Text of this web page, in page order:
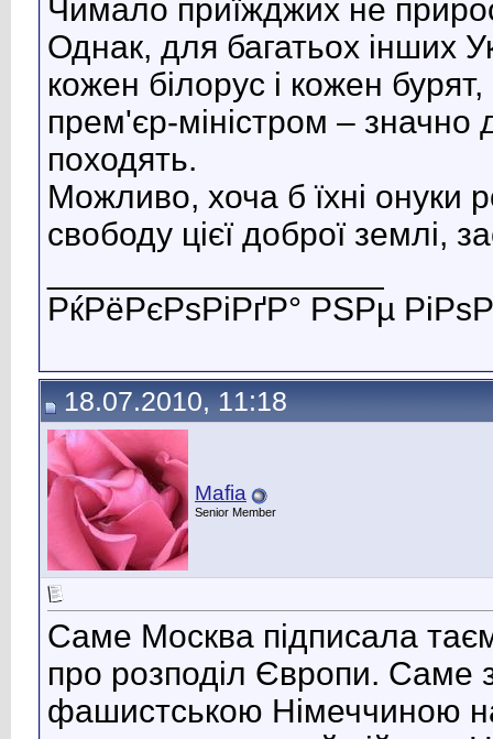
Чимало приїжджих не
Однак, для багатьох інших
кожен білорус і кожен
прем'єр-міністром – значно
походять.
Можливо, хоча б їхні онуки
свободу цієї доброї землі,
РќРёРєРѕРіРґР° РЅРµ
18.07.2010, 11:18
Mafia
Senior Member
Саме Москва підписала
про розподіл Європи. Саме
фашистською Німеччиною на